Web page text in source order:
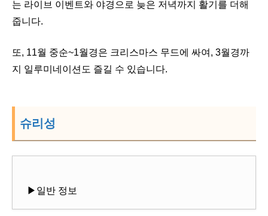
는 라이브 이벤트와 야경으로 늦은 저녁까지 활기를 더해
줍니다.
또, 11월 중순~1월경은 크리스마스 무드에 싸여, 3월경까
지 일루미네이션도 즐길 수 있습니다.
슈리성
▶일반 정보